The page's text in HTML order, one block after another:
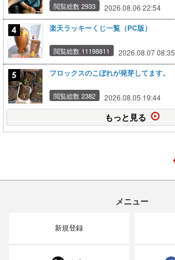
閲覧総数 2933 2026.08.06 22:54
楽天ラッキーくじ一覧（PC版）
閲覧総数 11198811 2026.08.07 08:35
フロックスのこぼれが発芽してます。
閲覧総数 2382 2026.08.05 19:44
もっと見る
メニュー
新規登録